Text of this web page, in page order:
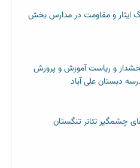
ایثار و مقاومت در مدارس بخش
و ریاست آموزش و پرورش
دبستان علی آباد
چشمگیر تئاتر تنگستان